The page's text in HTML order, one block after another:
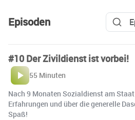
Episoden
#10 Der Zivildienst ist vorbei!
55 Minuten
Nach 9 Monaten Sozialdienst am
Erfahrungen und über die generelle
Spaß!